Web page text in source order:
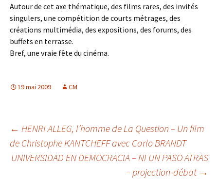
Autour de cet axe thématique, des films rares, des invités
singulers, une compétition de courts métrages, des
créations multimédia, des expositions, des forums, des
buffets en terrasse.
Bref, une vraie fête du cinéma.
19 mai 2009 CM
Navigation
des
← HENRI ALLEG, l’homme de La Question – Un film
de Christophe KANTCHEFF avec Carlo BRANDT
UNIVERSIDAD EN DEMOCRACIA – NI UN PASO ATRAS
– projection-débat →